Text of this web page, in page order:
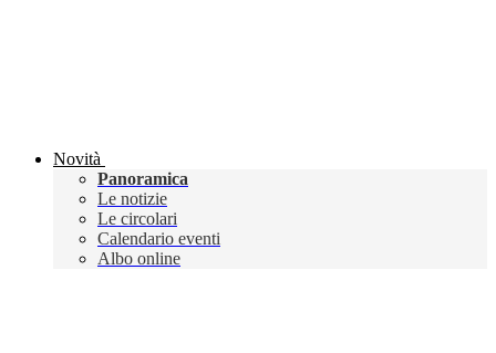
Novità
Panoramica
Le notizie
Le circolari
Calendario eventi
Albo online